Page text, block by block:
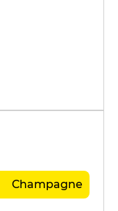
Champagne